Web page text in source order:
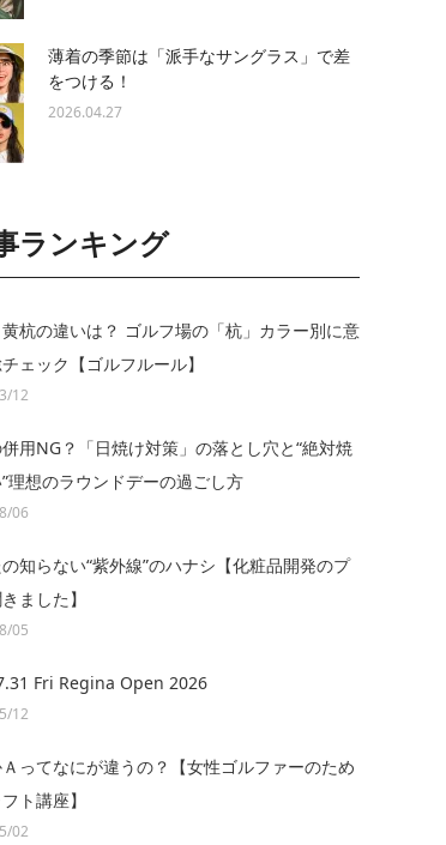
薄着の季節は「派手なサングラス」で差
をつける！
2026.04.27
ランキング
杭の違いは？ ゴルフ場の「杭」カラー別に意
ェック【ゴルフルール】
12
用NG？「日焼け対策」の落とし穴と“絶対焼
理想のラウンドデーの過ごし方
06
知らない“紫外線”のハナシ【化粧品開発のプ
ました】
05
Fri Regina Open 2026
12
Ａってなにが違うの？【女性ゴルファーのため
ト講座】
02